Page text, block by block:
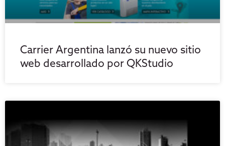
Carrier Argentina lanzó su nuevo sitio
web desarrollado por QKStudio